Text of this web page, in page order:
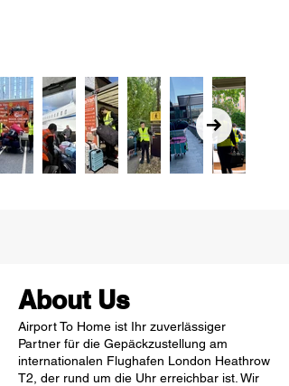
About Us
Airport To Home ist Ihr zuverlässiger
Partner für die Gepäckzustellung am
internationalen Flughafen London Heathrow
T2, der rund um die Uhr erreichbar ist. Wir